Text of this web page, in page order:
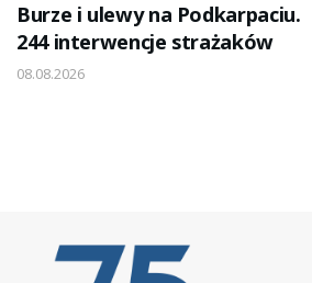
Burze i ulewy na Podkarpaciu.
244 interwencje strażaków
08.08.2026